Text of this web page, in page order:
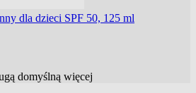
dla dzieci SPF 50, 125 ml
domyślną więcej